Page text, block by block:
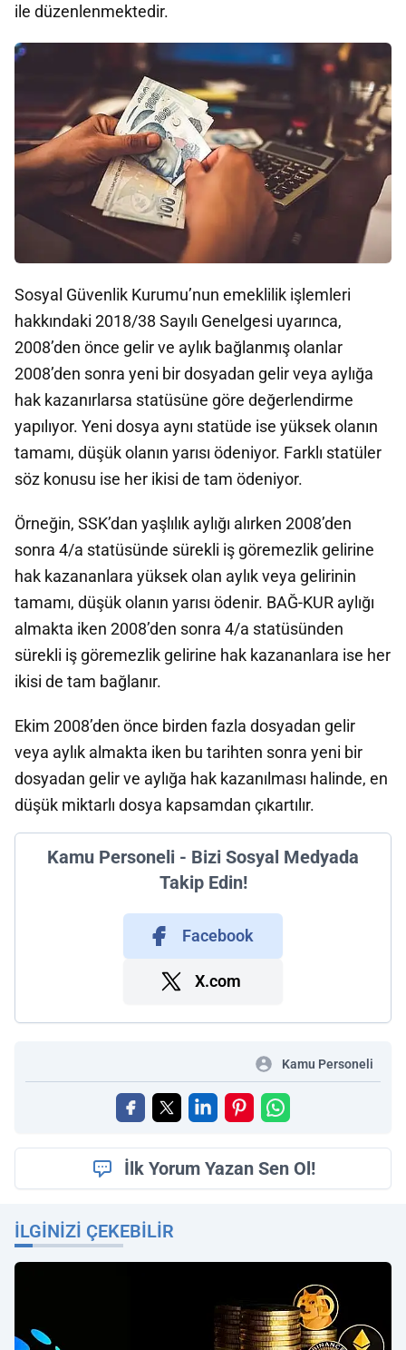
ile düzenlenmektedir.
Sosyal Güvenlik Kurumu’nun emeklilik işlemleri
hakkındaki 2018/38 Sayılı Genelgesi uyarınca,
2008’den önce gelir ve aylık bağlanmış olanlar
2008’den sonra yeni bir dosyadan gelir veya aylığa
hak kazanırlarsa statüsüne göre değerlendirme
yapılıyor. Yeni dosya aynı statüde ise yüksek olanın
tamamı, düşük olanın yarısı ödeniyor. Farklı statüler
söz konusu ise her ikisi de tam ödeniyor.
Örneğin, SSK’dan yaşlılık aylığı alırken 2008’den
sonra 4/a statüsünde sürekli iş göremezlik gelirine
hak kazananlara yüksek olan aylık veya gelirinin
tamamı, düşük olanın yarısı ödenir. BAĞ-KUR aylığı
almakta iken 2008’den sonra 4/a statüsünden
sürekli iş göremezlik gelirine hak kazananlara ise her
ikisi de tam bağlanır.
Ekim 2008’den önce birden fazla dosyadan gelir
veya aylık almakta iken bu tarihten sonra yeni bir
dosyadan gelir ve aylığa hak kazanılması halinde, en
düşük miktarlı dosya kapsamdan çıkartılır.
Kamu Personeli - Bizi Sosyal Medyada
Takip Edin!
Facebook
X.com
Kamu Personeli
İlk Yorum Yazan Sen Ol!
İLGINIZI ÇEKEBILIR